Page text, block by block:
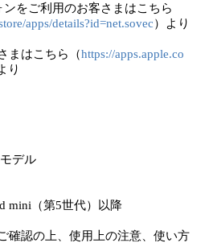
をご利用のお客さまはこちら
apps/details?id=net.sovec）より
まはこちら（https://apps.apple.co
り
デル
mini（第5世代）以降
確認の上、使用上の注意、使い方